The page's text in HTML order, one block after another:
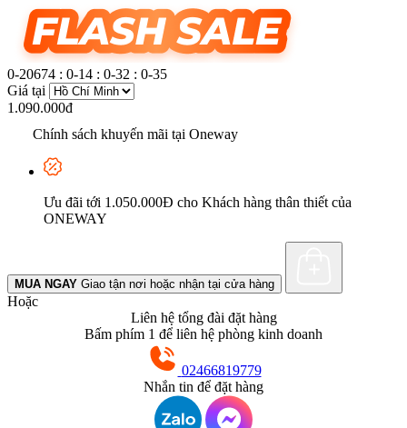
0-20674 : 0-14 : 0-32 : 0-36
Giá tại
1.090.000đ
Chính sách khuyến mãi tại Oneway
Ưu đãi tới 1.050.000Đ cho Khách hàng thân thiết của
ONEWAY
MUA NGAY Giao tận nơi hoặc nhận tại cửa hàng
Hoặc
Liên hệ tổng đài đặt hàng
Bấm phím 1 để liên hệ phòng kinh doanh
02466819779
Nhắn tin để đặt hàng